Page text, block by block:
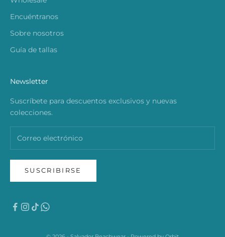
Encuéntranos
Sobre nosotros
Guía de tallas
Newsletter
Suscríbete para descuentos exclusivos y nuevas
colecciones.
SUSCRIBIRSE